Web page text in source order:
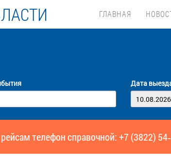
ГЛАВНАЯ
Дата
телефон справочной: +7 (3822)